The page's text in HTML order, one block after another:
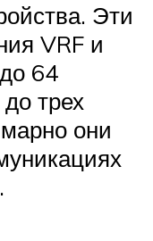
Эти
VRF и
64
трех
они